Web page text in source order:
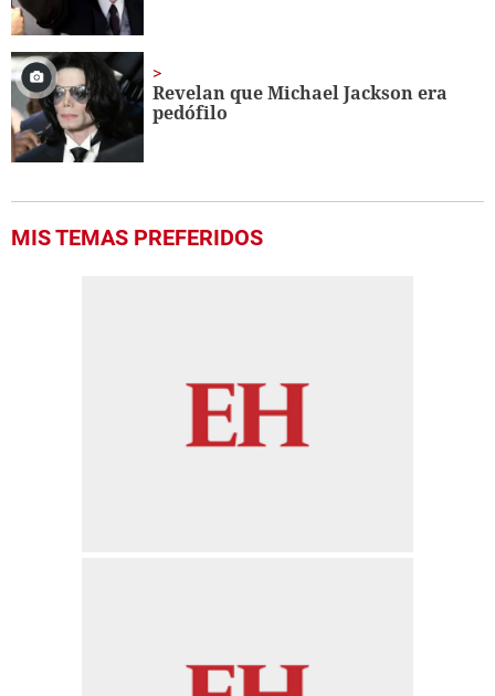
Revelan que Michael Jackson era
pedófilo
MIS TEMAS PREFERIDOS